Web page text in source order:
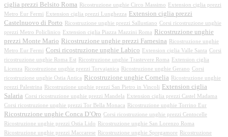
ciglia prezzi Belsito Roma
Ricostruzione unghie Circo Massimo
Extension ciglia prezzi
Metro Eur Fermi
Extension ciglia prezzi Lunghezza
Extension ciglia prezzi
Castelnuovo di Porto
Ricostruzione unghie prezzi Sallustiano Corsi ricostruzione unghie
prezzi Metro Policlinico
Extension ciglia Piazza Mazzini Roma
Ricostruzione unghie
prezzi Monte Mario Ricostruzione unghie prezzi Farnesina
Ricostruzione unghie
Metro Eur Fermi Corsi ricostruzione unghie Labico Extension ciglia Valle Santa Corsi
ricostruzione unghie Roma Est
Ricostruzione unghie Trastevere Roma
Extension ciglia
Licenza
Ricostruzione unghie prezzi Torvajanica Ricostruzione unghie Gerano Corsi
ricostruzione unghie Ostia Antica
Ricostruzione unghie Cornelia
Ricostruzione unghie
prezzi Palestrina
Ricostruzione unghie prezzi San Pietro in Vincoli
Extension ciglia
Salaria Corsi ricostruzione unghie prezzi Mandela
Extension ciglia prezzi Castel Madama
Corsi ricostruzione unghie prezzi Tor Bella Monaca
Ricostruzione unghie Torrino Eur
Ricostruzione unghie Conca D’Oro Corsi ricostruzione unghie prezzi Centocelle
Ricostruzione unghie prezzi Ostia Lido
Ricostruzione unghie San Lorenzo Roma
Ricostruzione unghie prezzi Maccarese
Ricostruzione unghie Spregamore
Ricostruzione